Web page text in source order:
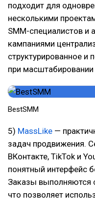
подходит для
несколькими
SMM-специалистов и
кампаниями
структурированное и
при масштабировании
BestSMM
5) MassLike —
задач продвижения.
ВКонтакте, TikTok и
понятный интерфейс
Заказы выполняются
что позволяет